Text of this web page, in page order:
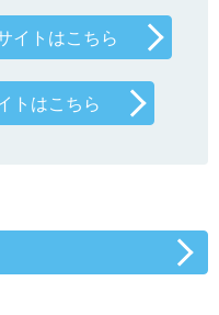
イトはこちら
トはこちら